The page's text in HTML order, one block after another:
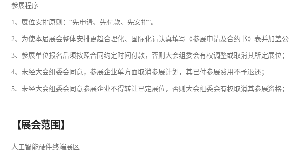
参展程序
1、展位安排原则：“先申请、先付款、先安排”。
2、为使本届展会整体安排更趋合理化、国际化请认真填写《参展申请及合约书》表并加盖公
3、参展单位报名后须按照合同约定时间付款，否则大会组委会有权调整或取消其所定展位；
4、未经大会组委会同意，参展企业单方面取消参展计划，其已付参展费用不予退还；
5、未经大会组委会同意参展企业不得转让已定展位，否则大会组委会有权取消其参展资格；
【展会范围】
人工智能硬件终端展区